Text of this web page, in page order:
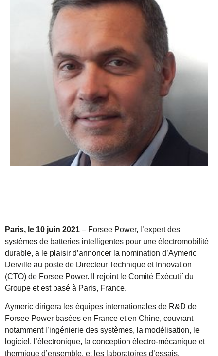
Paris, le 10 juin 2021 – Forsee Power, l’expert des
systèmes de batteries intelligentes pour une électromobilité
durable, a le plaisir d’annoncer la nomination d’Aymeric
Derville au poste de Directeur Technique et Innovation
(CTO) de Forsee Power. Il rejoint le Comité Exécutif du
Groupe et est basé à Paris, France.
Aymeric dirigera les équipes internationales de R&D de
Forsee Power basées en France et en Chine, couvrant
notamment l’ingénierie des systèmes, la modélisation, le
logiciel, l’électronique, la conception électro-mécanique et
thermique d’ensemble, et les laboratoires d’essais.